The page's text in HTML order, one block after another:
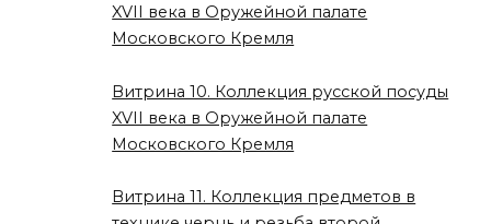
XVII века в Оружейной палате
Московского Кремля
Витрина 10. Коллекция русской посуды
XVII века в Оружейной палате
Московского Кремля
Витрина 11. Коллекция предметов в